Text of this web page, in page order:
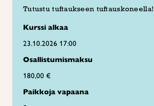
Tutustu tuftaukseen tuftauskoneella!
Kurssi alkaa
23.10.2026 17:00
Osallistumismaksu
180,00 €
Paikkoja vapaana